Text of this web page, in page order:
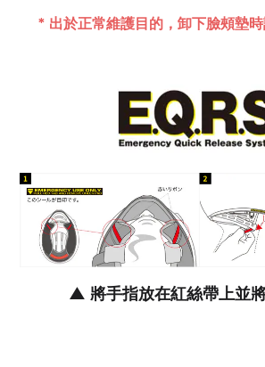
* 出於正常維護目的，卸下臉頰墊
▲ 將手指放在紅絲帶上並將